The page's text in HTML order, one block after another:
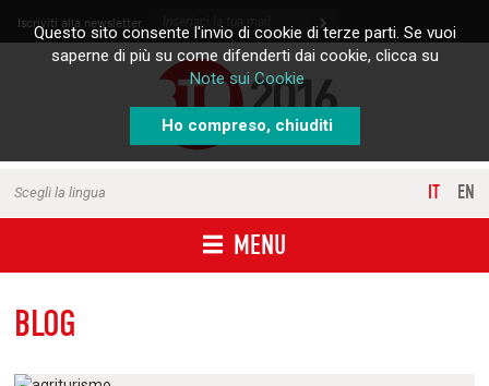
Skip to content
Iscriviti alla newsletter
MENU
Scegli la lingua IT EN
BLOG
Questo sito consente l'invio di cookie di terze parti. Se vuoi
saperne di più su come difenderti dai cookie, clicca su
Note sui Cookie
Ho compreso, chiuditi